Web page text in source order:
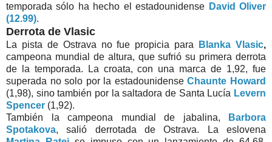
temporada sólo ha hecho el estadounidense David Oliver
(12.99).
Derrota de Vlasic
La pista de Ostrava no fue propicia para Blanka Vlasic,
campeona mundial de altura, que sufrió su primera derrota
de la temporada. La croata, con una marca de 1,92, fue
superada no solo por la estadounidenseChaunte Howard
(1,98), sino también por la saltadora de Santa Lucía Levern
Spencer (1,92).
También la campeona mundial de jabalina,
Barbora
Spotakova, salió derrotada de Ostrava. La eslovena